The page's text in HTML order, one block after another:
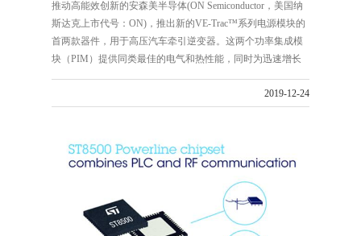
推动高能效创新的安森美半导体(ON Semiconductor，美国纳
斯达克上市代号：ON)，推出新的VE-Trac™系列电源模块的
首两款器件，用于高压汽车牵引逆变器。这两个功率集成模
块（PIM）提供同类最佳的电气和热性能，同时为迅速增长
2019-12-24